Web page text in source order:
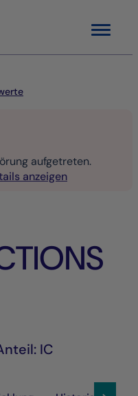
Menu
aufgetreten.
anzeigen
IC